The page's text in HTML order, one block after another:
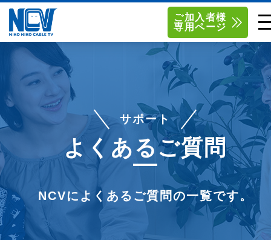
南東北センター（米沢） 0238-24-2525
南東北センター（福島） 0120-173-577
函館センター 0138-34-2525
新潟センター 025-210-1200
単品サービス
単品料金
お得なセットプラン
料金シミュレーション
サポート
Q&A
南東北センター(米沢)
〒992-0044
山形県米沢市春日四丁目2-75
南東北センター(福島)
〒960-8252
福島県福島市御山字一本松17-1-
ご加入者様
専用ページ
サポート
よくあるご質問
NCVによくあるご質問の一覧です。